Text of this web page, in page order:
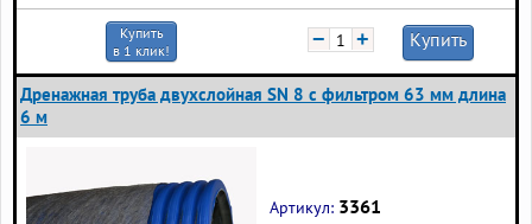
Купить
в 1 клик!
− + Купить
Дренажная труба двухслойная SN 8 с фильтром 63 мм длина
6 м
Артикул: 3361